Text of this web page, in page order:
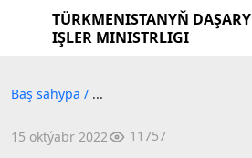
TÜRKMENISTANYŇ DAŞARY
IŞLER MINISTRLIGI
Baş sahypa / ...
15 oktýabr 2022 11757